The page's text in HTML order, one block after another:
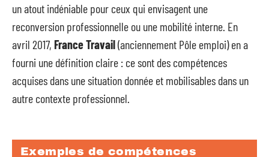
un atout indéniable pour ceux qui envisagent une
reconversion professionnelle ou une mobilité interne. En
avril 2017, France Travail(anciennement Pôle emploi) en a
fourni une définition claire : ce sont des compétences
acquises dans une situation donnée et mobilisables dans un
autre contexte professionnel.
Exemples de compétences